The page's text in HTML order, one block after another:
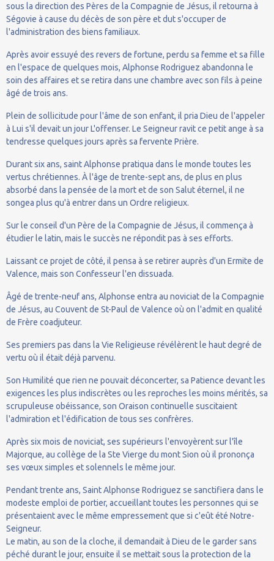
sous la direction des Pères de la Compagnie de Jésus, il retourna à
Ségovie à cause du décès de son père et dut s'occuper de
l'administration des biens familiaux.
Après avoir essuyé des revers de fortune, perdu sa femme et sa fille
en l'espace de quelques mois, Alphonse Rodriguez abandonna le
soin des affaires et se retira dans une chambre avec son fils à peine
âgé de trois ans.
Plein de sollicitude pour l'âme de son enfant, il pria Dieu de l'appeler
à Lui s'il devait un jour L'offenser. Le Seigneur ravit ce petit ange à sa
tendresse quelques jours après sa fervente Prière.
Durant six ans, saint Alphonse pratiqua dans le monde toutes les
vertus chrétiennes. À l'âge de trente-sept ans, de plus en plus
absorbé dans la pensée de la mort et de son Salut éternel, il ne
songea plus qu'à entrer dans un Ordre religieux.
Sur le conseil d'un Père de la Compagnie de Jésus, il commença à
étudier le latin, mais le succès ne répondit pas à ses efforts.
Laissant ce projet de côté, il pensa à se retirer auprès d'un Ermite de
Valence, mais son Confesseur l'en dissuada.
Âgé de trente-neuf ans, Alphonse entra au noviciat de la Compagnie
de Jésus, au Couvent de St-Paul de Valence où on l'admit en qualité
de Frère coadjuteur.
Ses premiers pas dans la Vie Religieuse révélèrent le haut degré de
vertu où il était déjà parvenu.
Son Humilité que rien ne pouvait déconcerter, sa Patience devant les
exigences les plus indiscrètes ou les reproches les moins mérités, sa
scrupuleuse obéissance, son Oraison continuelle suscitaient
l'admiration et l'édification de tous ses confrères.
Après six mois de noviciat, ses supérieurs l'envoyèrent sur l'île
Majorque, au collège de la Ste Vierge du mont Sion où il prononça
ses vœux simples et solennels le même jour.
Pendant trente ans, Saint Alphonse Rodriguez se sanctifiera dans le
modeste emploi de portier, accueillant toutes les personnes qui se
présentaient avec le même empressement que si c'eût été Notre-
Seigneur.
Le matin, au son de la cloche, il demandait à Dieu de le garder sans
péché durant le jour, ensuite il se mettait sous la protection de la